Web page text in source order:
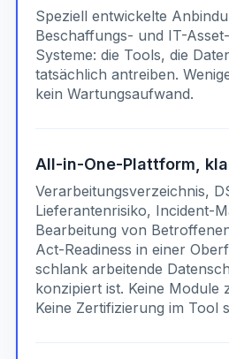
Speziell entwickelte
Beschaffungs- und IT-
Systeme: die Tools, die
tatsächlich antreiben.
kein Wartungsaufwand.
All-in-One-Plattform,
Verarbeitungsverzeichnis,
Lieferantenrisiko, Incident-
Bearbeitung von
Act-Readiness in einer
schlank arbeitende
konzipiert ist. Keine Module
Keine Zertifizierung im Tool